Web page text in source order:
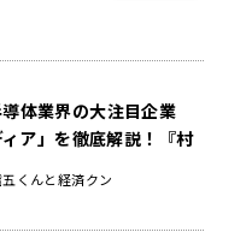
体業界の大注目企業
ィア」を徹底解説！『村
経済クン』
くんと経済クン